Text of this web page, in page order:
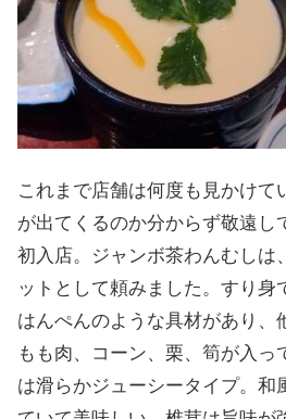
これまで店舗は何度も見かけて
が出てくるのか分からず敬遠し
初入店。ジャンボ茶わんむしは
ットとして頼みました。すり身
はんぺんのような具材があり、
もも肉、コーン、栗、筍が入っ
は滑らかジューシータイプ。和